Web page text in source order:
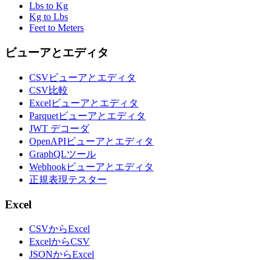
Lbs to Kg
Kg to Lbs
Feet to Meters
ビューアとエディタ
CSVビューアとエディタ
CSV比較
Excelビューアとエディタ
Parquetビューアとエディタ
JWT デコーダ
OpenAPIビューアとエディタ
GraphQLツール
Webhookビューアとエディタ
正規表現テスター
Excel
CSVからExcel
ExcelからCSV
JSONからExcel